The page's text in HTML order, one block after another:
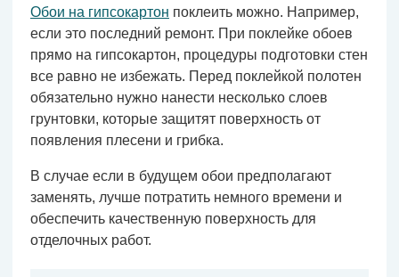
Обои на гипсокартон поклеить можно. Например,
если это последний ремонт. При поклейке обоев
прямо на гипсокартон, процедуры подготовки стен
все равно не избежать. Перед поклейкой полотен
обязательно нужно нанести несколько слоев
грунтовки, которые защитят поверхность от
появления плесени и грибка.
В случае если в будущем обои предполагают
заменять, лучше потратить немного времени и
обеспечить качественную поверхность для
отделочных работ.